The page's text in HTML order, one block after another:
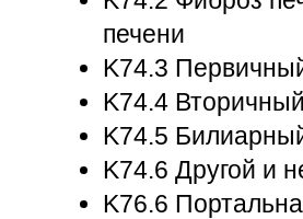
печени
K74.3
K74.4
K74.5
K74.6 Другой и
K76.6